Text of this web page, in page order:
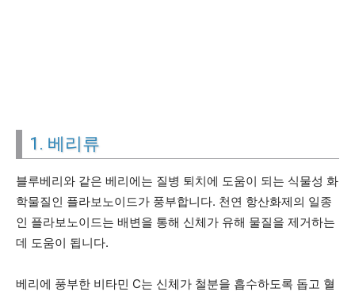
1. 베리류
블루베리와 같은 베리에는 질병 퇴치에 도움이 되는 식물성 화
학물질인 플라보노이드가 풍부합니다. 천연 항산화제의 일종
인 플라보노이드는 배변을 통해 신체가 유해 물질을 제거하는
데 도움이 됩니다.
베리에 풍부한 비타민 C는 신체가 철분을 흡수하도록 돕고 혈